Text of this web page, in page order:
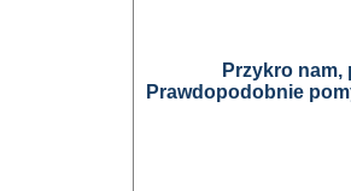
Przykro
Prawdopodobnie